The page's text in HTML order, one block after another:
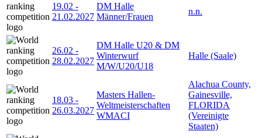
19.02 -
21.02.2027
DM Halle
Männer/Frauen
n.n.
26.02 -
28.02.2027
DM Halle U20 & DM
Winterwurf
M/W/U20/U18
Halle (Saale)
18.03 -
26.03.2027
Masters Hallen-
Weltmeisterschaften
WMACI
Alachua County,
Gainesville,
FLORIDA
(Vereinigte
Staaten)